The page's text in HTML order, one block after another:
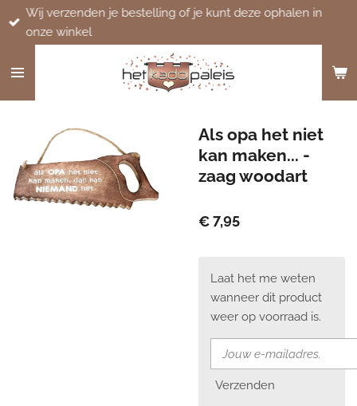
Ga
direct
de
Wij verzenden je bestelling of je kunt deze ophalen in
onze winkel
Als opa het niet
kan maken... -
zaag woodart
€ 7,95
Laat het me weten
wanneer dit product
weer op voorraad is.
Verzenden